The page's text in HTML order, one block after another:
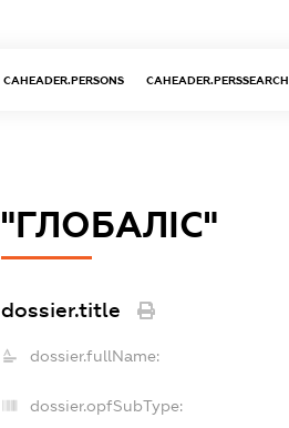
CAHEADER.PERSONS CAHEADER.PERSSEARCH
"ГЛОБАЛІС"
dossier.title
dossier.fullName:
dossier.opfSubType: